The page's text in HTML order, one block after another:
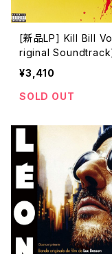
[新品LP] Kill Bill
riginal
ル・ビル Vol.1
¥3,410
SOLD OUT